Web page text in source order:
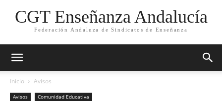
CGT Enseñanza Andalucía
Federación Andaluza de Sindicatos de Enseñanza
Inicio Avisos
Avisos Comunidad Educativa